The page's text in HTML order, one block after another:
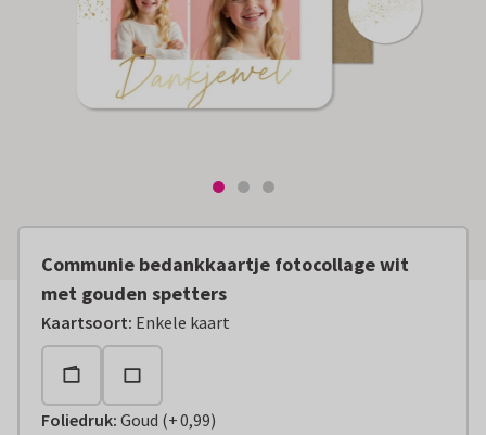
Communie bedankkaartje fotocollage wit
met gouden spetters
Kaartsoort: Enkele kaart
Foliedruk: Goud (+0,99)